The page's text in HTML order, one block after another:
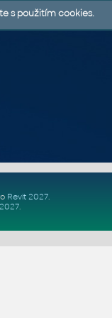
Revit 2027.
.
s použitím cookies.